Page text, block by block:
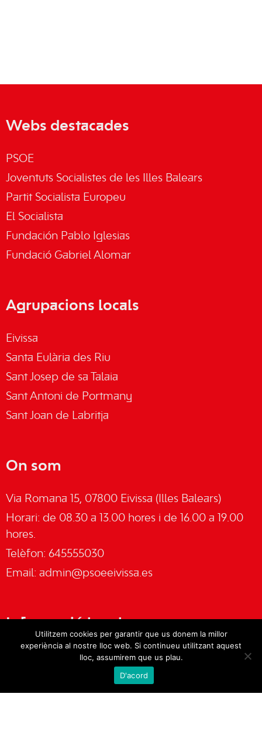
Webs destacades
PSOE
Joventuts Socialistes de les Illes Balears
Partit Socialista Europeu
El Socialista
Fundación Pablo Iglesias
Fundació Gabriel Alomar
Agrupacions locals
Eivissa
Santa Eulària des Riu
Sant Josep de sa Talaia
Sant Antoni de Portmany
Sant Joan de Labritja
On som
Via Romana 15, 07800 Eivissa (Illes Balears)
Horari: de 08.30 a 13.00 hores i de 16.00 a 19.00
hores.
Telèfon: 645555030
Email: admin@psoeeivissa.es
Informació legal
Política de privacitat
Utilitzem cookies per garantir que us donem la millor
experiència al nostre lloc web. Si continueu utilitzant aquest
lloc, assumirem que us plau.
D'acord